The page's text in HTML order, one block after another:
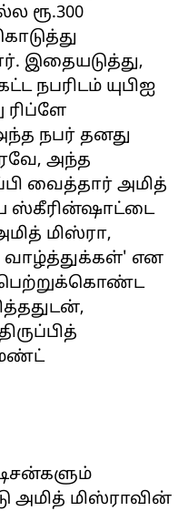
ரூ.300
இதையடுத்து,
நபரிடம் யுபிஐ
ரிப்ளே
நபர் தனது
அந்த
வைத்தார் அமித்
ஸ்கீரின்ஷாட்டை
மிஸ்ரா,
வாழ்த்துக்கள்' என
பெற்றுக்கொண்ட
அமித் மிஸ்ராவின்